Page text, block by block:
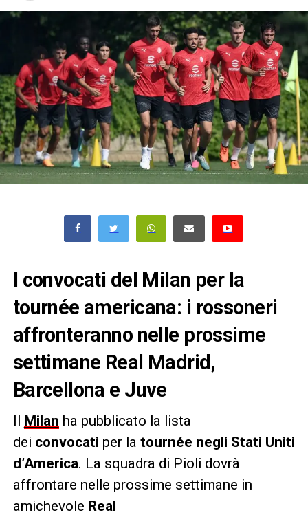
I convocati del Milan per la
tournée americana: i rossoneri
affronteranno nelle prossime
settimane Real Madrid,
Barcellona e Juve
Il Milan ha pubblicato la lista
dei convocati per la tournée negli Stati Uniti
d’America. La squadra di Pioli dovrà
affrontare nelle prossime settimane in
amichevole Real